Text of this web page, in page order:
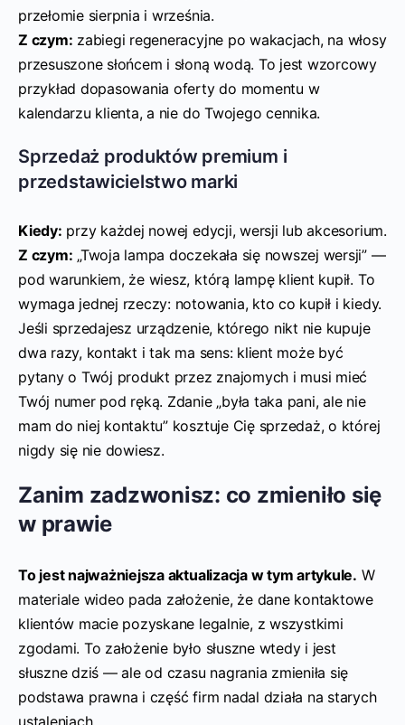
przełomie sierpnia i września.
Z czym: zabiegi regeneracyjne po wakacjach, na włosy
przesuszone słońcem i słoną wodą. To jest wzorcowy
przykład dopasowania oferty do momentu w
kalendarzu klienta, a nie do Twojego cennika.
Sprzedaż produktów premium i
przedstawicielstwo marki
Kiedy: przy każdej nowej edycji, wersji lub akcesorium.
Z czym: „Twoja lampa doczekała się nowszej wersji” —
pod warunkiem, że wiesz, którą lampę klient kupił. To
wymaga jednej rzeczy: notowania, kto co kupił i kiedy.
Jeśli sprzedajesz urządzenie, którego nikt nie kupuje
dwa razy, kontakt i tak ma sens: klient może być
pytany o Twój produkt przez znajomych i musi mieć
Twój numer pod ręką. Zdanie „była taka pani, ale nie
mam do niej kontaktu” kosztuje Cię sprzedaż, o której
nigdy się nie dowiesz.
Zanim zadzwonisz: co zmieniło się
w prawie
To jest najważniejsza aktualizacja w tym artykule. W
materiale wideo pada założenie, że dane kontaktowe
klientów macie pozyskane legalnie, z wszystkimi
zgodami. To założenie było słuszne wtedy i jest
słuszne dziś — ale od czasu nagrania zmieniła się
podstawa prawna i część firm nadal działa na starych